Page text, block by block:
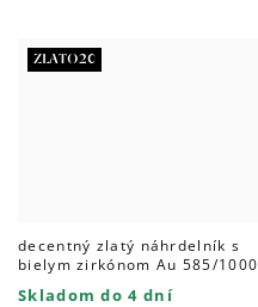
ZLATO20
decentný zlatý náhrdelník s
bielym zirkónom Au 585/1000
Skladom do 4 dní